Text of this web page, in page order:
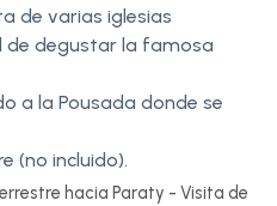
de varias iglesias
degustar la famosa
a la Pousada donde se
(no incluido).
hacia Paraty - Visita de